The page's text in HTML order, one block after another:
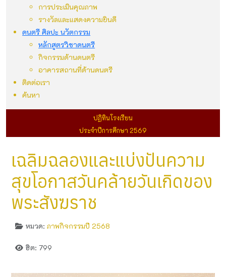
การประเมินคุณภาพ
รางวัลและแสดงความยินดี
ดนตรี ศิลปะ นวัตกรรม
หลักสูตรวิชาดนตรี
กิจกรรมด้านดนตรี
อาคารสถานที่ด้านดนตรี
ติดต่อเรา
ค้นหา
ปฏิทินโรงเรียน
ประจำปีการศึกษา 2569
เฉลิมฉลองและแบ่งปันความ
สุขโอกาสวันคล้ายวันเกิดของ
พระสังฆราช
หมวด: ภาพกิจกรรมปี 2568
ฮิต: 799